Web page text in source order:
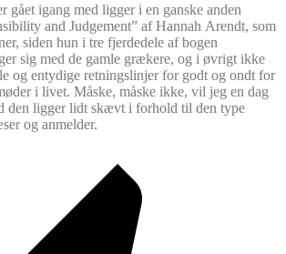
gået igang med ligger i en ganske anden
and Judgement” af Hannah Arendt, som
siden hun i tre fjerdedele af bogen
sig med de gamle grækere, og i øvrigt ikke
og entydige retningslinjer for godt og ondt for
i livet. Måske, måske ikke, vil jeg en dag
den ligger lidt skævt i forhold til den type
og anmelder.